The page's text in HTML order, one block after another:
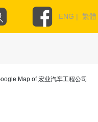
ENG | 繁體